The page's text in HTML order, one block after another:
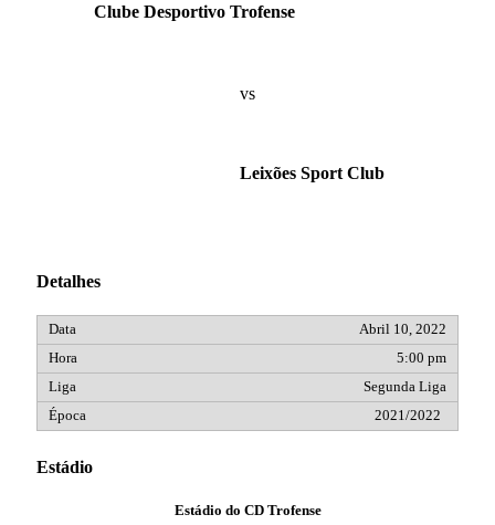
Clube Desportivo Trofense
vs
Leixões Sport Club
Detalhes
Abril 10, 2022
5:00 pm
Segunda Liga
2021/2022
Estádio
Estádio do CD Trofense